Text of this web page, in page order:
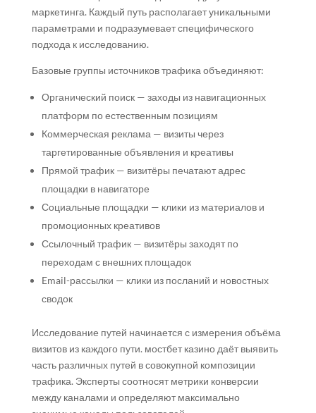
маркетинга. Каждый путь располагает уникальными
параметрами и подразумевает специфического
подхода к исследованию.
Базовые группы источников трафика объединяют:
Органический поиск — заходы из навигационных
платформ по естественным позициям
Коммерческая реклама — визиты через
таргетированные объявления и креативы
Прямой трафик — визитёры печатают адрес
площадки в навигаторе
Социальные площадки — клики из материалов и
промоционных креативов
Ссылочный трафик — визитёры заходят по
переходам с внешних площадок
Email-рассылки — клики из посланий и новостных
сводок
Исследование путей начинается с измерения объёма
визитов из каждого пути. мостбет казино даёт выявить
часть различных путей в совокупной композиции
трафика. Эксперты соотносят метрики конверсии
между каналами и определяют максимально